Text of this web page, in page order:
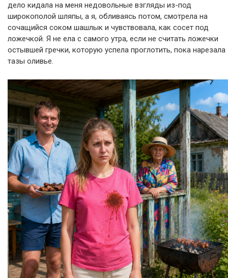
дело кидала на меня недовольные взгляды из-под
широкополой шляпы, а я, обливаясь потом, смотрела на
сочащийся соком шашлык и чувствовала, как сосет под
ложечкой. Я не ела с самого утра, если не считать ложечки
остывшей гречки, которую успела проглотить, пока нарезала
тазы оливье.